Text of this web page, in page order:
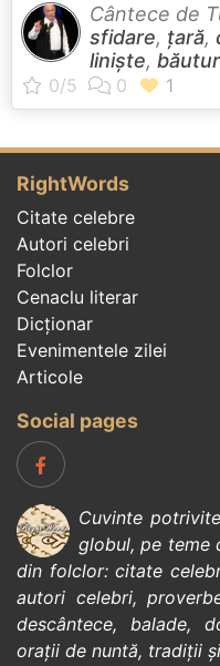
Cântece de
sfidare, țară,
liniște,
RightWords
Citate celebre
Autori celebri
Folclor
Cenaclu literar
Dicționar
Evenimentele zilei
Articole
Social pages
Cuvinte
globul, pe teme
din folclor:citate
autori celebri,
descântece, balade,
orații de nuntă, tradiții